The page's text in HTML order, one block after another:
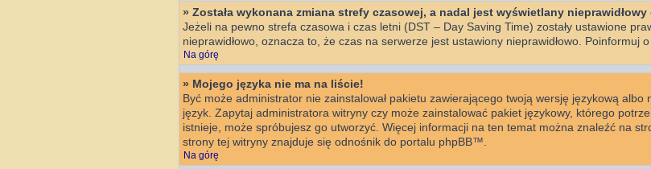
» Została wykonana zmiana strefy czasowej, a nadal jest wyświetlany nieprawidłowy
Jeżeli na pewno strefa czasowa i czas letni (DST – Day Saving Time) zostały ustawione
nieprawidłowo, oznacza to, że czas na serwerze jest ustawiony nieprawidłowo. Poinformuj
Na górę
» Mojego języka nie ma na liście!
Być może administrator nie zainstalował pakietu zawierającego twoją wersję językową albo
język. Zapytaj administratora witryny czy może zainstalować pakiet językowy, którego
istnieje, może spróbujesz go utworzyć. Więcej informacji na ten temat można znaleźć na
strony tej witryny znajduje się odnośnik do portalu phpBB™.
Na górę